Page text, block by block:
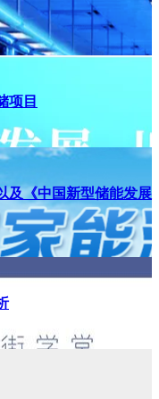
项目
及《中国新型储能发展